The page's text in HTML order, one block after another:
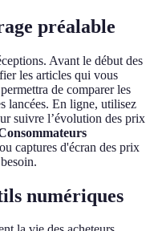
préalable
Avant le début des
les articles qui vous
de comparer les
lancées. En ligne, utilisez
suivre l’évolution des prix
captures d'écran des prix
numériques